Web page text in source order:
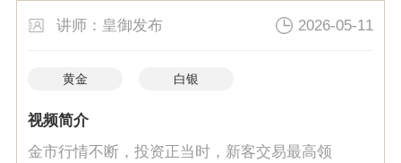
讲师：皇御发布 2026-05-11
黄金 白银
视频简介
金市行情不断，投资正当时，新客交易最高领